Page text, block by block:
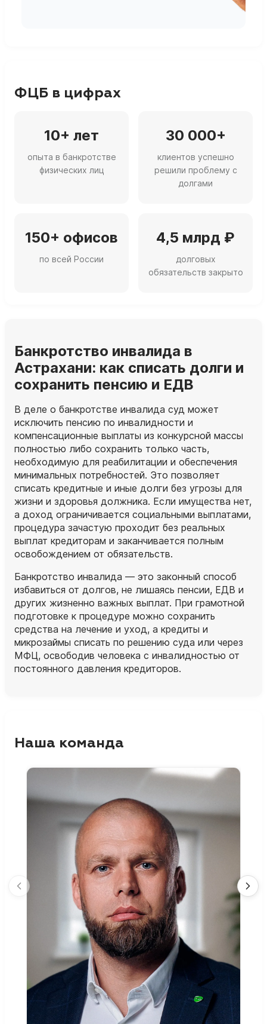
ФЦБ в цифрах
10+ лет
опыта в банкротстве
физических лиц
30 000+
клиентов успешно
решили проблему с
долгами
150+ офисов
по всей России
4,5 млрд ₽
долговых
обязательств закрыто
Банкротство инвалида в
Астрахани: как списать долги и
сохранить пенсию и ЕДВ
В деле о банкротстве инвалида суд может
исключить пенсию по инвалидности и
компенсационные выплаты из конкурсной массы
полностью либо сохранить только часть,
необходимую для реабилитации и обеспечения
минимальных потребностей. Это позволяет
списать кредитные и иные долги без угрозы для
жизни и здоровья должника. Если имущества нет,
а доход ограничивается социальными выплатами,
процедура зачастую проходит без реальных
выплат кредиторам и заканчивается полным
освобождением от обязательств.
Банкротство инвалида — это законный способ
избавиться от долгов, не лишаясь пенсии, ЕДВ и
других жизненно важных выплат. При грамотной
подготовке к процедуре можно сохранить
средства на лечение и уход, а кредиты и
микрозаймы списать по решению суда или через
МФЦ, освободив человека с инвалидностью от
постоянного давления кредиторов.
Наша команда